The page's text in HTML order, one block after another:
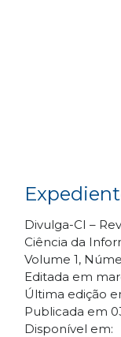
Divulga-CI –
Ciência da
Volume 1,
Editada em
Última edição
Publicada em
Disponível em: